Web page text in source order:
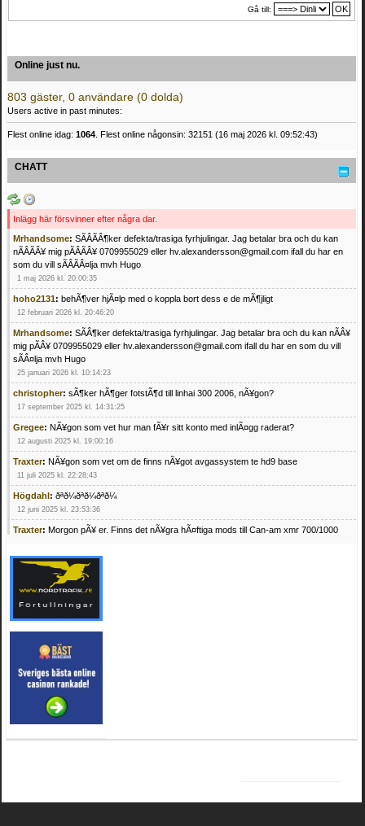
Gå till:
Online just nu.
803 gäster, 0 användare (0 dolda)
Users active in past minutes:
Flest online idag: 1064 . Flest online någonsin: 32151 (16 maj 2026 kl. 09:52:43)
CHATT
Inlägg här försvinner efter några dar.
Mrhandsome: SÃÂÃÂ¶ker defekta/trasiga fyrhjulingar. Jag betalar bra och du kan
nÃÂÃÂ¥ mig pÃÂÃÂ¥ 0709955029 eller hv.alexandersson@gmail.com ifall du har en
som du vill sÃÂÃÂ¤lja mvh Hugo
1 maj 2026 kl. 20:00:35
hoho2131: behÃ¶ver hjÃ¤lp med o koppla bort dess e de mÃ¶jligt
12 februari 2026 kl. 20:46:20
Mrhandsome: SÃÂ¶ker defekta/trasiga fyrhjulingar. Jag betalar bra och du kan nÃÂ¥
mig pÃÂ¥ 0709955029 eller hv.alexandersson@gmail.com ifall du har en som du vill
sÃÂ¤lja mvh Hugo
25 januari 2026 kl. 10:14:23
christopher: sÃ¶ker hÃ¶ger fotstÃ¶d till linhai 300 2006, nÃ¥gon?
17 september 2025 kl. 14:31:25
Gregee: NÃ¥gon som vet hur man fÃ¥r sitt konto med inlÃ¤gg raderat?
12 augusti 2025 kl. 19:00:16
Traxter: NÃ¥gon som vet om de finns nÃ¥got avgassystem te hd9 base
11 juli 2025 kl. 22:28:43
Högdahl: ðªð¼ðªð¼ðªð¼
12 juni 2025 kl. 23:53:36
Traxter: Morgon pÃ¥ er. Finns det nÃ¥gra hÃ¤ftiga mods till Can-am xmr 700/1000
Mrhandsome:SÃ¶ker defekta/trasiga fyrhjulingar. Jag betalar bra och du kan nÃ¥ mig
pÃ¥ 0709955029 eller hv.alexandersson@gmail.com ifall du har en som du vill sÃ¤lja
mvh Hugo
21 februari 2025 kl. 09:25:52
Oscar5:NÃ¥gon som vet vad man kan begÃ¤ra fÃ¶r en Honda TRX 350 FE 2005
4 februari 2025 kl. 19:20:50
Oscar5:44
4 februari 2025 kl. 19:15:36
Greger59:NÃ¤gon som vet har en Cetek 500 EFI
15 januari 2025 kl. 23:49:44
Mrhandsome:SÃÂ¶ker defekta/trasiga fyrhjulingar. Jag betalar bra och du kan nÃÂ¥